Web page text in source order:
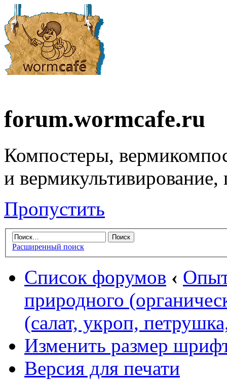
forum.wormcafe.ru
Компостеры,
и
Пропустить
Расширенный поиск
Список форумов ‹
природного
(салат, укроп,
Изменить размер
Версия для печати